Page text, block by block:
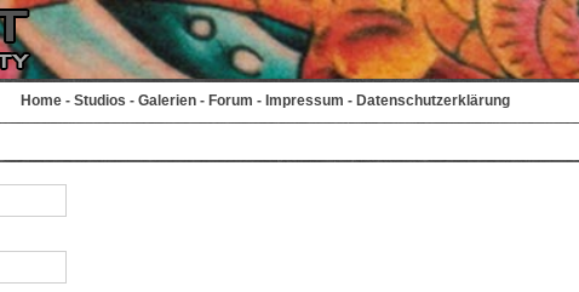
Home - Studios - Galerien - Forum - Impressum - Datenschutzerklärung